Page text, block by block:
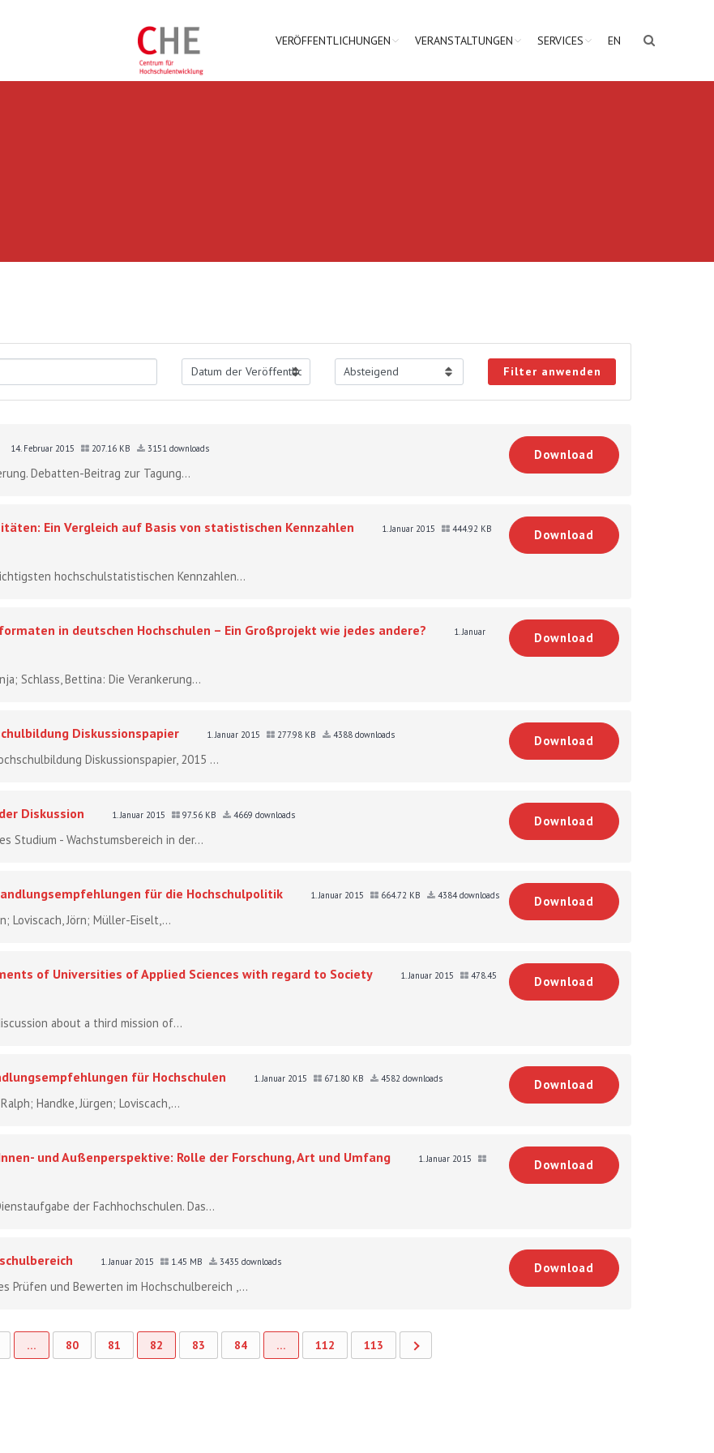
VERÖFFENTLICHUNGEN VERANSTALTUNGEN SERVICES EN
Filter anwenden
14. Februar 2015 207.16 KB 3151 downloads
Debatten-Beitrag zur Tagung...
Download
Ein Vergleich auf Basis von statistischen Kennzahlen 1. Januar 2015
444.92 KB
hochschulstatistischen Kennzahlen...
Download
in deutschen Hochschulen – Ein Großprojekt wie jedes andere?
1. Januar
Schlass, Bettina: Die Verankerung...
Download
Diskussionspapier 1. Januar 2015 277.98 KB 4388 downloads
Diskussionspapier, 2015 ...
Download
Diskussion 1. Januar 2015 97.56 KB 4669 downloads
Studium - Wachstumsbereich in der...
Download
für die Hochschulpolitik 1. Januar 2015 664.72 KB 4384 downloads
Loviscach, Jörn; Müller-Eiselt,...
Download
of Universities of Applied Sciences with regard to Society 1. Januar 2015
478.45
about a third mission of...
Download
für Hochschulen 1. Januar 2015 671.80 KB 4582 downloads
Handke, Jürgen; Loviscach,...
Download
und Außenperspektive: Rolle der Forschung, Art und Umfang
1. Januar 2015
der Fachhochschulen. Das...
Download
1. Januar 2015 1.45 MB 3435 downloads
Prüfen und Bewerten im Hochschulbereich ,...
Download
… 80 81 82 83 84 … 112 113